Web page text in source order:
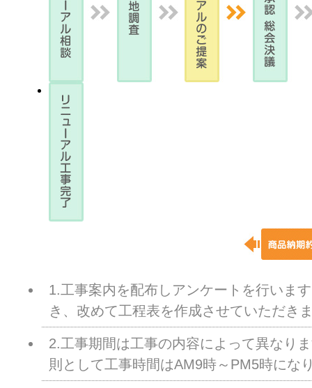
1.工事案内を配布しアンケートを行いま
き、改めて工程表を作成させていただき
2.工事期間は工事の内容によって異なり
則として工事時間はAM9時～PM5時にな